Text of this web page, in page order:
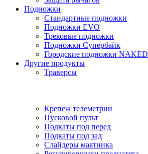
Подножки
Стандартные подножки
Подножки EVO
Трековые подножки
Подножки Супербайк
Городские подножки NAKED
Другие продукты
Траверсы
Крепеж телеметрии
Пусковой пульт
Подкаты под перед
Подкаты под зад
Слайдеры маятника